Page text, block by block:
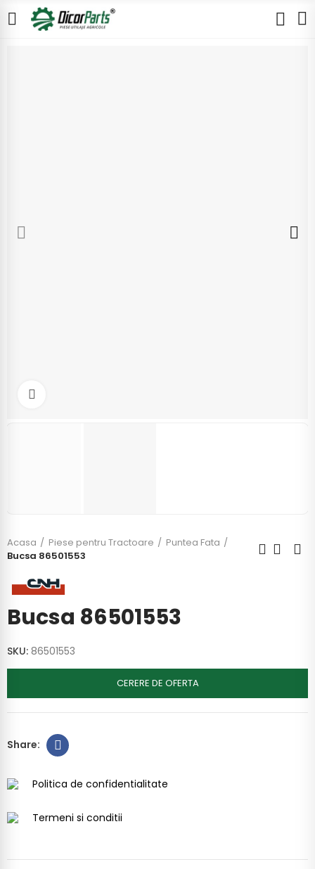
Acasa Piese pentru Tractoare
Puntea Fata
Bucsa 86501553
Bucsa 86501553
SKU: 86501553
CERERE DE OFERTA
Politica de confidentialitate
Termeni si conditii